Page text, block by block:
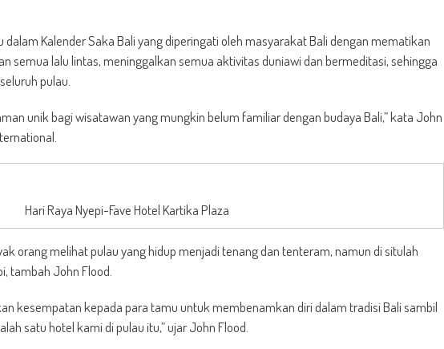
dalam Kalender Saka Bali yang diperingati oleh masyarakat Bali dengan mematikan
semua lalu lintas, meninggalkan semua aktivitas duniawi dan bermeditasi, sehingga
pulau.
unik bagi wisatawan yang mungkin belum familiar dengan budaya Bali,” kata John
Hari Raya Nyepi-Fave Hotel Kartika Plaza
orang melihat pulau yang hidup menjadi tenang dan tenteram, namun di situlah
tambah John Flood.
kesempatan kepada para tamu untuk membenamkan diri dalam tradisi Bali sambil
satu hotel kami di pulau itu,” ujar John Flood.